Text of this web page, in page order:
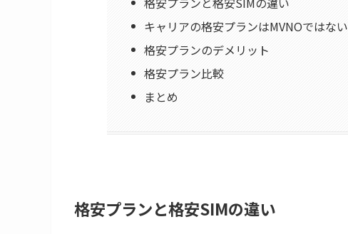
キャリアの格安プランはMVNOではない
格安プランのデメリット
格安プラン比較
まとめ
格安プランと格安SIMの違い